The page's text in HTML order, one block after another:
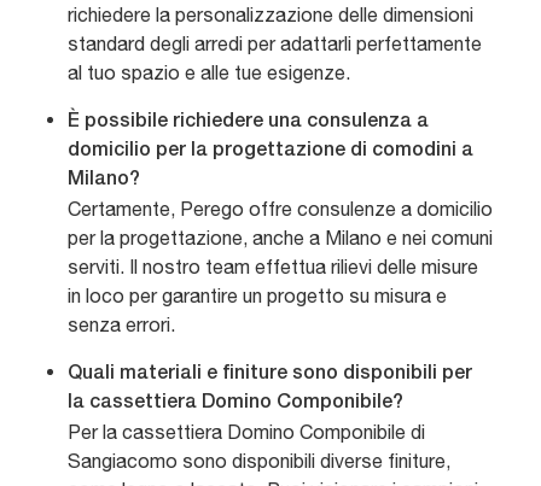
richiedere la personalizzazione delle dimensioni
standard degli arredi per adattarli perfettamente
al tuo spazio e alle tue esigenze.
È possibile richiedere una consulenza a
domicilio per la progettazione di comodini a
Milano?
Certamente, Perego offre consulenze a domicilio
per la progettazione, anche a Milano e nei comuni
serviti. Il nostro team effettua rilievi delle misure
in loco per garantire un progetto su misura e
senza errori.
Quali materiali e finiture sono disponibili per
la cassettiera Domino Componibile?
Per la cassettiera Domino Componibile di
Sangiacomo sono disponibili diverse finiture,